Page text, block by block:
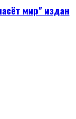
мир" издан